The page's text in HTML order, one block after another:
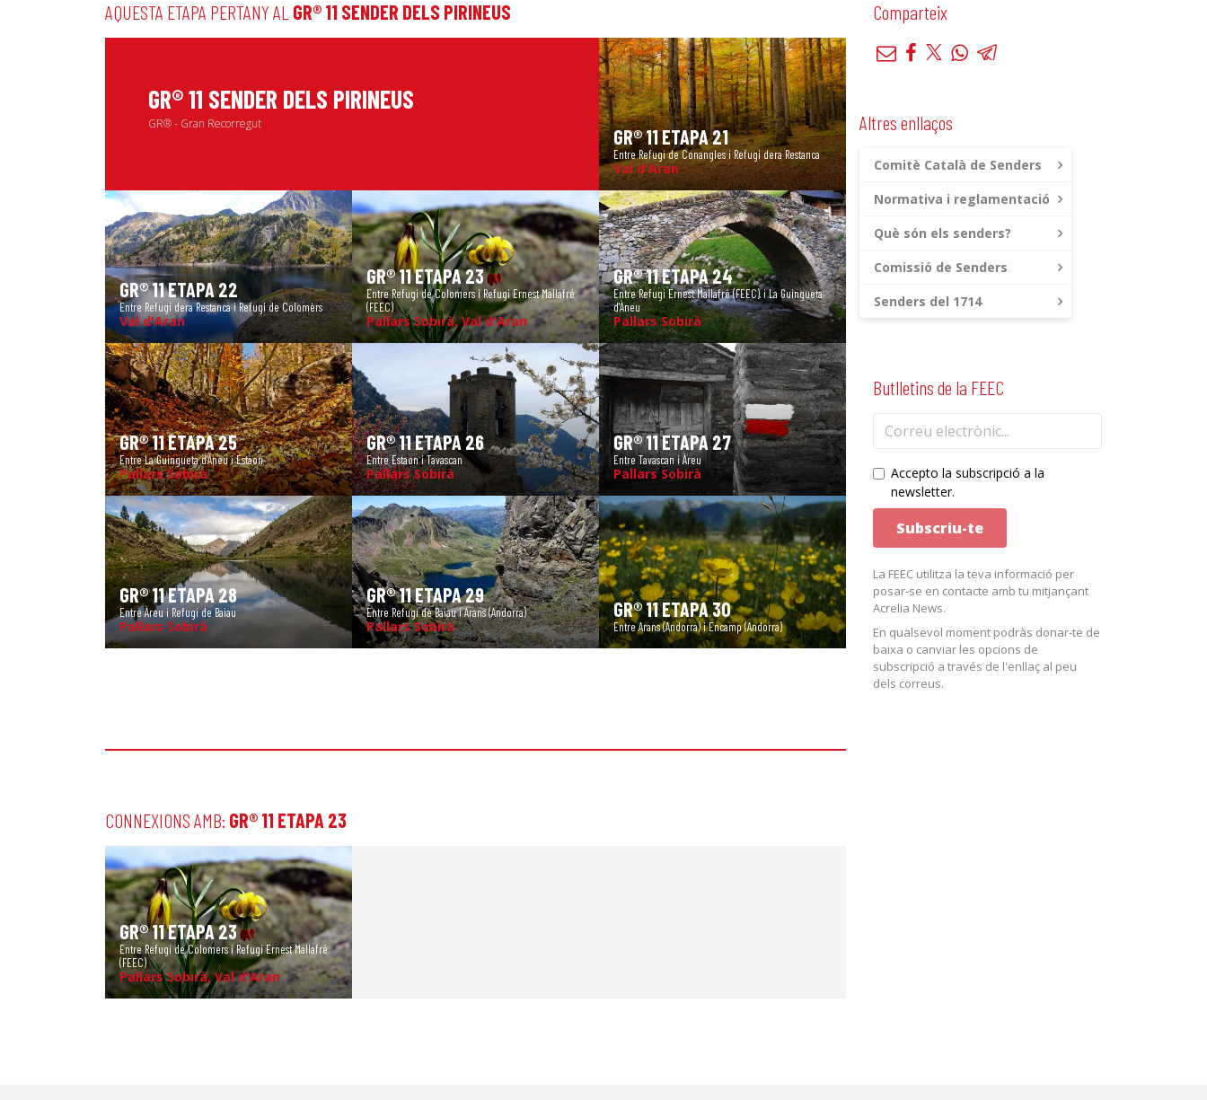
AQUESTA ETAPA PERTANY AL GR® 11 SENDER DELS PIRINEUS
GR® 11 SENDER DELS PIRINEUS
GR® - Gran Recorregut
GR® 11 ETAPA 21
Entre Refugi de Conangles i Refugi dera Restanca
Val d'Aran
GR® 11 ETAPA 22
Entre Refugi dera Restanca i Refugi de Colomèrs
Val d'Aran
GR® 11 ETAPA 23
Entre Refugi de Colomers i Refugi Ernest Mallafré
(FEEC)
Pallars Sobirà, Val d'Aran
GR® 11 ETAPA 24
Entre Refugi Ernest Mallafré (FEEC). i La Guingueta
d'Àneu
Pallars Sobirà
GR® 11 ETAPA 25
Entre La Guingueta d'Àneu i Estaon
Pallars Sobirà
GR® 11 ETAPA 26
Entre Estaon i Tavascan
Pallars Sobirà
GR® 11 ETAPA 27
Entre Tavascan i Àreu
Pallars Sobirà
GR® 11 ETAPA 28
Entre Àreu i Refugi de Baiau
Pallars Sobirà
GR® 11 ETAPA 29
Entre Refugi de Baiau i Arans (Andorra)
Pallars Sobirà
GR® 11 ETAPA 30
Entre Arans (Andorra) i Encamp (Andorra)
CONNEXIONS AMB: GR® 11 ETAPA 23
GR® 11 ETAPA 23
Entre Refugi de Colomers i Refugi Ernest Mallafré
(FEEC)
Pallars Sobirà, Val d'Aran
Comparteix
Altres enllaços
Comitè Català de Senders
Normativa i reglamentació
Què són els senders?
Comissió de Senders
Senders del 1714
Butlletins de la FEEC
Accepto la subscripció a la
newsletter.
La FEEC utilitza la teva informació per
posar-se en contacte amb tu mitjançant
Acrelia News.
En qualsevol moment podràs donar-te de
baixa o canviar les opcions de
subscripció a través de l'enllaç al peu
dels correus.